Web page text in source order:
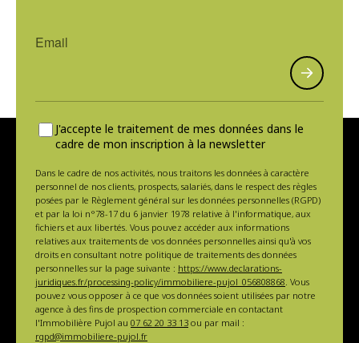
J'accepte le traitement de mes données dans le
cadre de mon inscription à la newsletter
Dans le cadre de nos activités, nous traitons les données à caractère
personnel de nos clients, prospects, salariés, dans le respect des règles
posées par le Règlement général sur les données personnelles (RGPD)
et par la loi n°78-17 du 6 janvier 1978 relative à l'informatique, aux
fichiers et aux libertés. Vous pouvez accéder aux informations
relatives aux traitements de vos données personnelles ainsi qu'à vos
droits en consultant notre politique de traitements des données
personnelles sur la page suivante : https://www.declarations-
juridiques.fr/processing-policy/immobiliere-pujol_056808868 . Vous
pouvez vous opposer à ce que vos données soient utilisées par notre
agence à des fins de prospection commerciale en contactant
l'Immobilière Pujol au 07 62 20 33 13 ou par mail :
rgpd@immobiliere-pujol.fr